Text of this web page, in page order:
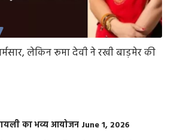
लेकिन रूमा देवी ने रखी बाड़मेर की
का भव्य आयोजन June 1, 2026